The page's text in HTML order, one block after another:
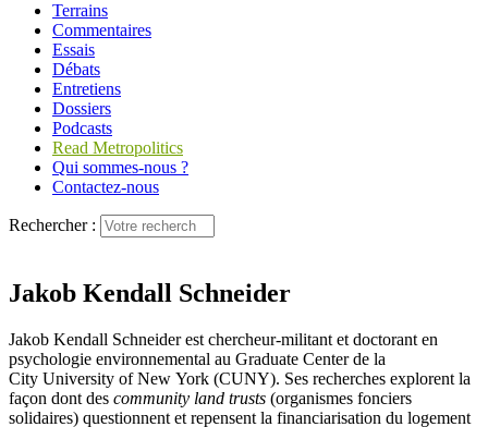
Terrains
Commentaires
Essais
Débats
Entretiens
Dossiers
Podcasts
Read Metropolitics
Qui sommes-nous ?
Contactez-nous
Rechercher :
Jakob Kendall Schneider
Jakob Kendall Schneider est chercheur-militant et doctorant en
psychologie environnemental au Graduate Center de la
City University of New York (CUNY). Ses recherches explorent la
façon dont des community land trusts (organismes fonciers
solidaires) questionnent et repensent la financiarisation du logement